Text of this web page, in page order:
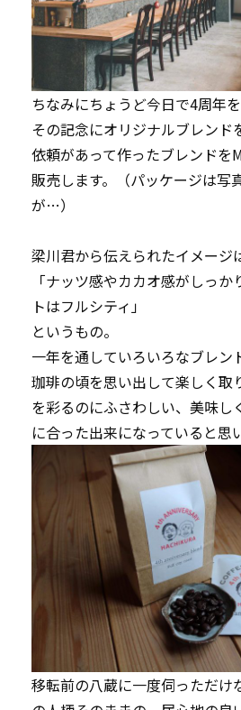
ちなみにちょうど今日で4周年
その記念にオリジナルブレンド
依頼があって作ったブレンドを
販売します。（パッケージは写
が…）
梁川君から伝えられたイメージ
「ナッツ感やカカオ感がしっ
トはフルシティ」
というもの。
一年を通していろいろなブレン
珈琲の頃を思い出して楽しく取
を彩るのにふさわしい、美味し
に合った出来になっていると思
移転前の八蔵に一度伺っただけ